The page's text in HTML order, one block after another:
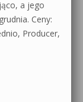
a jego
Ceny:
Producer,